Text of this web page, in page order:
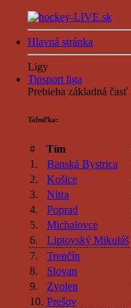
Hlavná stránka
Ligy
Tipsport liga
Prebieha základná časť
Tabuľka:
# Tím
1.
Banská Bystrica
2.
Košice
3.
Nitra
4.
Poprad
5.
Michalovce
6.
Liptovský Mikuláš
7.
Trenčín
8.
Slovan
9.
Zvolen
10. Prešov